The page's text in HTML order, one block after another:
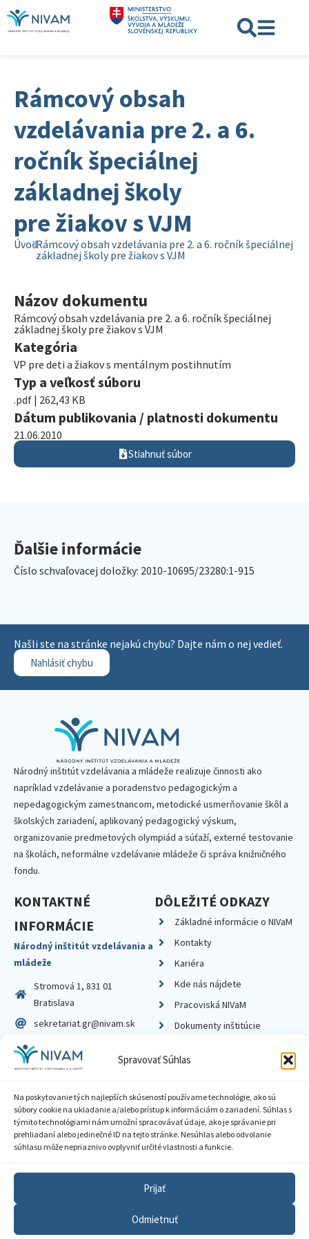
Spravovať Súhlas
Na poskytovanie tých najlepších skúseností používame technológie, ako sú
súbory cookie na ukladanie a/alebo prístup k informáciám o zariadení. Súhlas s
týmito technológiami nám umožní spracovávať údaje, ako je správanie pri
prehliadaní alebo jedinečné ID na tejto stránke. Nesúhlas alebo odvolanie
súhlasu môže nepriaznivo ovplyvniť určité vlastnosti a funkcie.
Prijať
Odmietnuť
Rámcový obsah
vzdelávania pre 2. a 6.
ročník špeciálnej
základnej školy
pre žiakov s VJM
ÚvodRámcový obsah vzdelávania pre 2. a 6. ročník špeciálnej
základnej školy pre žiakov s VJM
Názov dokumentu
Rámcový obsah vzdelávania pre 2. a 6. ročník špeciálnej
základnej školy pre žiakov s VJM
Kategória
VP pre deti a žiakov s mentálnym postihnutím
Typ a veľkosť súboru
.pdf | 262,43 KB
Dátum publikovania / platnosti dokumentu
21.06.2010
Stiahnuť súbor
Ďalšie informácie
Číslo schvaľovacej doložky: 2010-10695/23280:1-915
Našli ste na stránke nejakú chybu? Dajte nám o nej vedieť.
Nahlásiť chybu
Národný inštitút vzdelávania a mládeže realizuje činnosti ako
napríklad vzdelávanie a poradenstvo pedagogickým a
nepedagogickým zamestnancom, metodické usmerňovanie škôl a
školských zariadení, aplikovaný pedagogický výskum,
organizovanie predmetových olympiád a súťaží, externé testovanie
na školách, neformálne vzdelávanie mládeže či správa knižničného
fondu.
KONTAKTNÉ
INFORMÁCIE
Národný inštitút vzdelávania a
mládeže
Stromová 1, 831 01
Bratislava
sekretariat.gr@nivam.sk
IČO: 00164348
DIČ: 2020798714
DÔLEŽITÉ ODKAZY
Základné informácie o NIVaM
Kontakty
Kariéra
Kde nás nájdete
Pracoviská NIVaM
Dokumenty inštitúcie
Zásady ochrany súkromia
Sprístupnenie informácií
Nastavenia cookies